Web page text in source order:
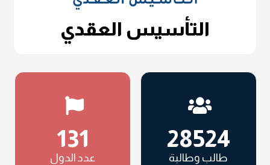
التأسيس العقدي
28524
طالب وطالبة
131
عدد الدول